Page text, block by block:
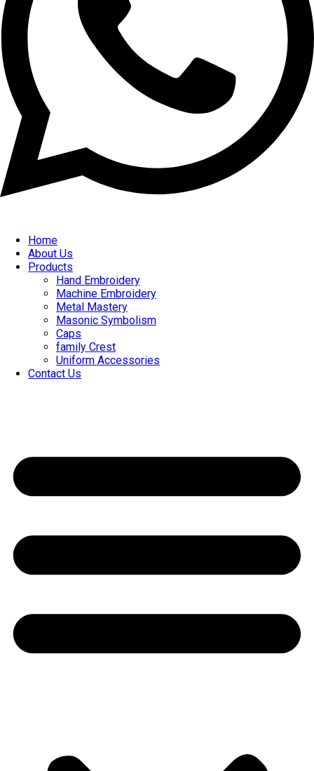
Home
About Us
Products
Hand Embroidery
Machine Embroidery
Metal Mastery
Masonic Symbolism
Caps
family Crest
Uniform Accessories
Contact Us